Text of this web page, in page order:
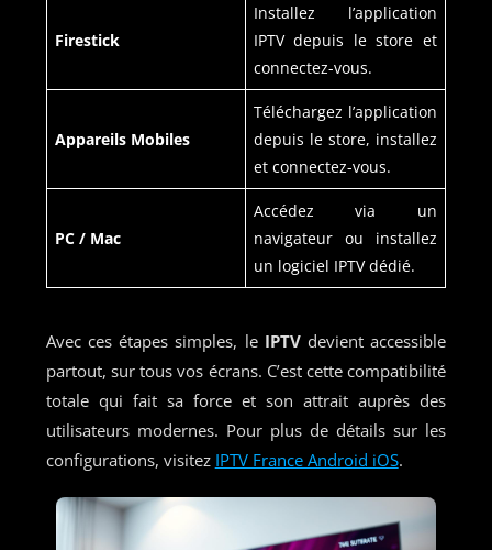
Firestick
Installez l’application
IPTV depuis le store et
connectez-vous.
Appareils Mobiles
Téléchargez l’application
depuis le store, installez
et connectez-vous.
PC / Mac
Accédez via un
navigateur ou installez
un logiciel IPTV dédié.
Avec ces étapes simples, leIPTVdevient accessible
partout, sur tous vos écrans. C’est cette compatibilité
totale qui fait sa force et son attrait auprès des
utilisateurs modernes. Pour plus de détails sur les
configurations, visitez IPTV France Android iOS.